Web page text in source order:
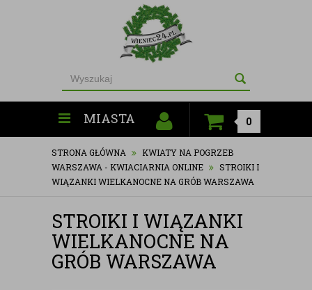
MIASTA 0
STRONA GŁÓWNA
KWIATY NA POGRZEB
WARSZAWA - KWIACIARNIA ONLINE
STROIKI I
WIĄZANKI WIELKANOCNE NA GRÓB WARSZAWA
STROIKI I WIĄZANKI
WIELKANOCNE NA
GRÓB WARSZAWA